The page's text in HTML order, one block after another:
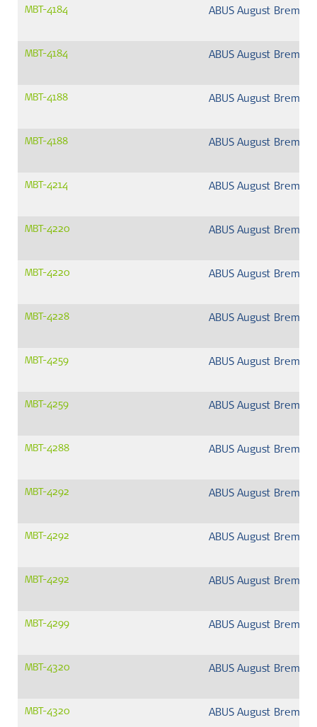
MBT-4184 ABUS August
MBT-4184 ABUS August
MBT-4188 ABUS August
MBT-4188 ABUS August
MBT-4214 ABUS August
MBT-4220 ABUS August
MBT-4220 ABUS August
MBT-4228 ABUS August
MBT-4259 ABUS August
MBT-4259 ABUS August
MBT-4288 ABUS August
MBT-4292 ABUS August
MBT-4292 ABUS August
MBT-4292 ABUS August
MBT-4299 ABUS August
MBT-4320 ABUS August
MBT-4320 ABUS August